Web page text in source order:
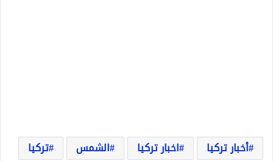
أخبار تركيا اخبار تركيا الشمس
تركيا